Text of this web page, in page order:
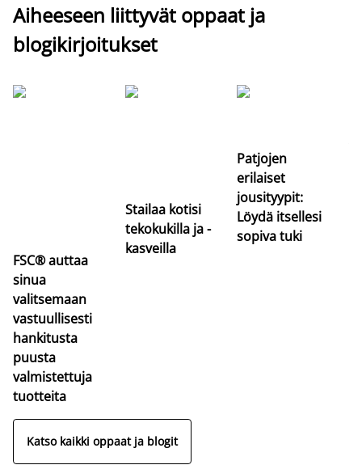
Aiheeseen liittyvät oppaat ja
blogikirjoitukset
FSC® auttaa
sinua
valitsemaan
vastuullisesti
hankitusta
puusta
valmistettuja
tuotteita
Stailaa kotisi
tekokukilla ja -
kasveilla
Patjojen
erilaiset
jousityypit:
Löydä itsellesi
sopiva tuki
Katso kaikki oppaat ja blogit